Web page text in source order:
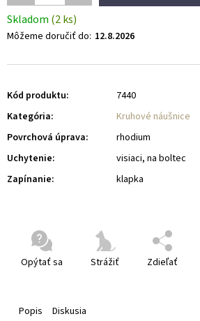
Skladom (2 ks)
Môžeme doručiť do: 12.8.2026
Opýtať sa Strážiť Zdieľať
Kód produktu:
7440
Kategória:
Kruhové náušnice
Povrchová úprava:
rhodium
Uchytenie:
visiaci, na boltec
Zapínanie: klapka
Popis Diskusia